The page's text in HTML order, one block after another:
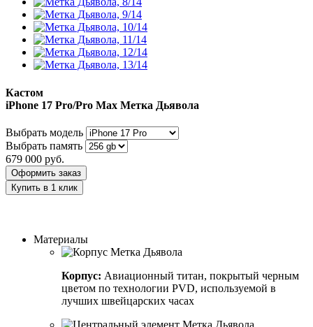
Кастом
iPhone 17 Pro/Pro Max Метка Дьявола
Выбрать модель
Выбрать память
679 000 руб.
Оформить заказ
Купить в 1 клик
Материалы
Корпус: Авиационный титан, покрытый черным
цветом по технологии PVD, используемой в
лучших швейцарских часах